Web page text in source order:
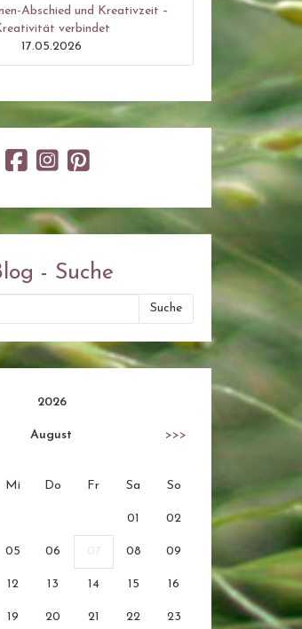
Abschied und Kreativzeit –
verbindet
17.05.2026
- Suche
2026
August >>>
Mi Do Fr Sa So
01 02
05 06 07 08 09
12 13 14 15 16
19 20 21 22 23